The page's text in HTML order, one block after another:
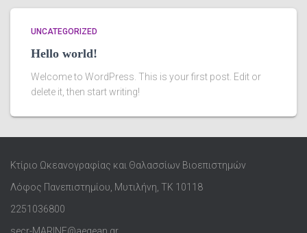
UNCATEGORIZED
Hello world!
Welcome to WordPress. This is your first post. Edit or
delete it, then start writing!
Κτίριο Ωκεανογραφίας και Θαλασσίων Βιοεπιστημών
Λόφος Πανεπιστημίου, Μυτιλήνη, ΤΚ 10118
2251036800